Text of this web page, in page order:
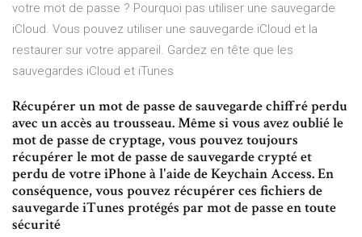
votre mot de passe ? Pourquoi pas utiliser une sauvegarde
iCloud. Vous pouvez utiliser une sauvegarde iCloud et la
restaurer sur votre appareil. Gardez en tête que les
sauvegardes iCloud et iTunes
Récupérer un mot de passe de sauvegarde chiffré perdu
avec un accès au trousseau. Même si vous avez oublié le
mot de passe de cryptage, vous pouvez toujours
récupérer le mot de passe de sauvegarde crypté et
perdu de votre iPhone à l'aide de Keychain Access. En
conséquence, vous pouvez récupérer ces fichiers de
sauvegarde iTunes protégés par mot de passe en toute
sécurité